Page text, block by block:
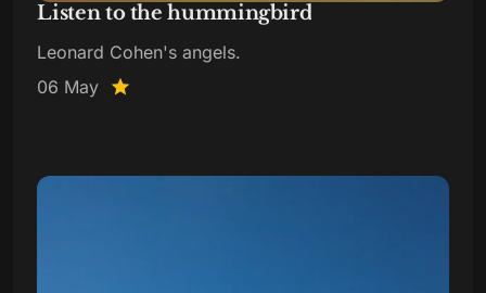
Listen to the hummingbird
Leonard Cohen's angels.
06 May